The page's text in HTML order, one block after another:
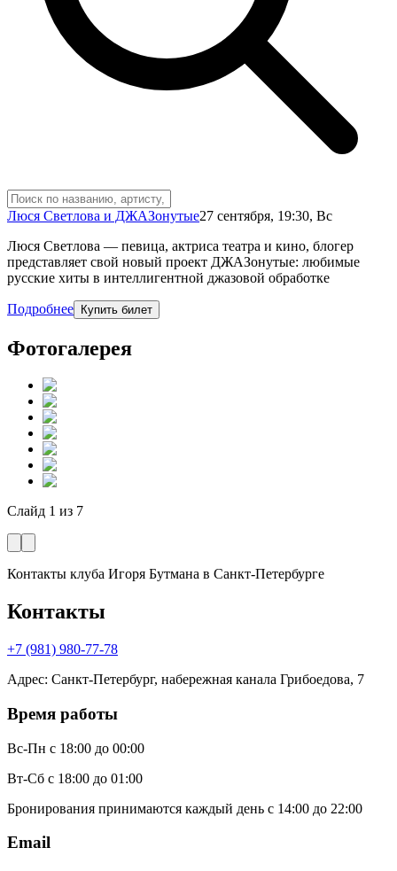
Люся Светлова и ДЖАЗонутые27 сентября, 19:30, Вс
Люся Светлова — певица, актриса театра и кино, блогер
представляет свой новый проект ДЖАЗонутые: любимые
русские хиты в интеллигентной джазовой обработке
Подробнее Купить билет
Фотогалерея
Слайд 1 из 7
Контакты клуба Игоря Бутмана в Санкт-Петербурге
Контакты
+7 (981) 980-77-78
Адрес: Санкт-Петербург, набережная канала Грибоедова, 7
Время работы
Вс-Пн с 18:00 до 00:00
Вт-Сб с 18:00 до 01:00
Бронирования принимаются каждый день с 14:00 до 22:00
Email